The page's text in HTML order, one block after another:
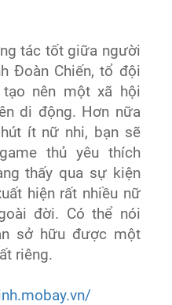
tác tốt giữa người
Đoàn Chiến, tổ đội
tạo nên một xã hội
di động. Hơn nữa
ít nữ nhi, bạn sẽ
thủ yêu thích
thấy qua sự kiện
hiện rất nhiều nữ
đời. Có thể nói
sở hữu được một
riêng.